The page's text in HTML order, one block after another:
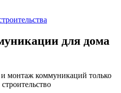
для дома
монтаж коммуникаций только